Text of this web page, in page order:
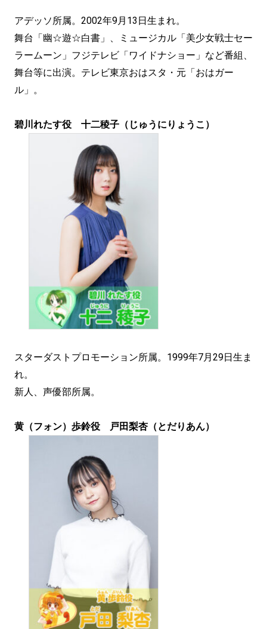
アデッソ所属。2002年9月13日生まれ。
舞台「幽☆遊☆白書」、ミュージカル「美少女戦士セー
ラームーン」フジテレビ「ワイドナショー」など番組、
舞台等に出演。テレビ東京おはスタ・元「おはガー
ル」。
碧川れたす役 十二稜子（じゅうにりょうこ）
スターダストプロモーション所属。1999年7月29日生ま
れ。
新人、声優部所属。
黄（フォン）歩鈴役 戸田梨杏（とだりあん）